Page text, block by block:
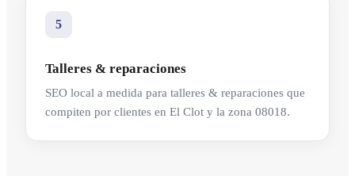
5
Talleres & reparaciones
SEO local a medida para talleres & reparaciones que
compiten por clientes en El Clot y la zona 08018.